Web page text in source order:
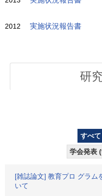
2012 実施状況報告書
研
すべて
学会発表
[雑誌論文] 教育プロ グラム
いて